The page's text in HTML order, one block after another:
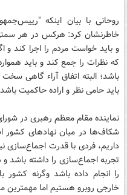
روحانی با بیان اینکه
خاطرنشان کرد: هرکس در هر سمتی
و باید خواست مردم را اجرا کند و
که نظرات را جمع کند و باید
باشد؛ البته اتفاق آراء گاهی
باید حامی نظر و اراده حاکمیت
نماینده مقام معظم رهبری در
شکاف‌ها در میان نهادهای کشور
داریم، فردی با قدرت اجماع‌سازی
تجربه اجماع‌سازی را داشته باشد و
را انجام داده باشد وگرنه
خارجی روبرو هستیم اما مهمترین